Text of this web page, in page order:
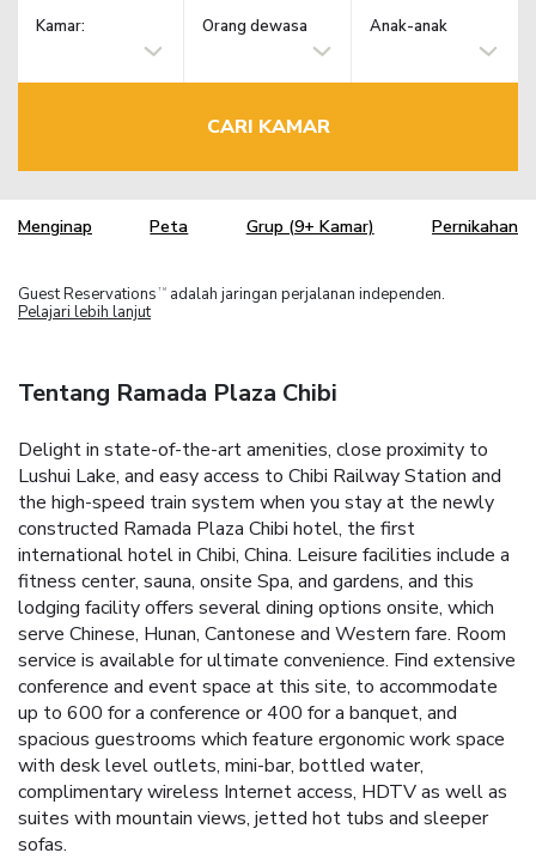
Kamar: Orang dewasa Anak-anak
CARI KAMAR
Menginap Peta Grup (9+ Kamar) Pernikahan
Guest Reservations TM
adalah jaringan perjalanan independen.
Pelajari lebih lanjut
Tentang Ramada Plaza Chibi
Delight in state-of-the-art amenities, close proximity to
Lushui Lake, and easy access to Chibi Railway Station and
the high-speed train system when you stay at the newly
constructed Ramada Plaza Chibi hotel, the first
international hotel in Chibi, China. Leisure facilities include a
fitness center, sauna, onsite Spa, and gardens, and this
lodging facility offers several dining options onsite, which
serve Chinese, Hunan, Cantonese and Western fare. Room
service is available for ultimate convenience. Find extensive
conference and event space at this site, to accommodate
up to 600 for a conference or 400 for a banquet, and
spacious guestrooms which feature ergonomic work space
with desk level outlets, mini-bar, bottled water,
complimentary wireless Internet access, HDTV as well as
suites with mountain views, jetted hot tubs and sleeper
sofas.